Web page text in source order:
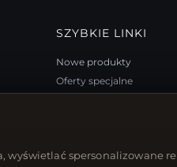
wyświetlać spersonalizowane
SZYBKIE LINKI
Nowe produkty
Oferty specjalne